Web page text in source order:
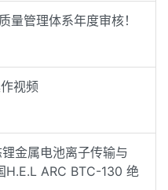
量管理体系年度审核！
视频
金属电池离子传输与
H.E.L ARC BTC-130 绝